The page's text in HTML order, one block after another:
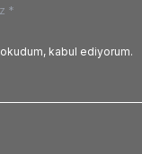
okudum, kabul ediyorum.